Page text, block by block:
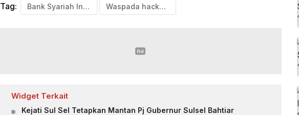
Tag: Bank Syariah Indonesia Waspada hacker LockBit
Widget Terkait
Kejati Sul Sel Tetapkan Mantan Pj Gubernur Sulsel Bahtiar